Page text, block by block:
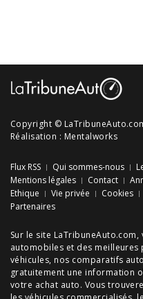
Copyright ©
Réalisation : Mentalworks
Flux RSS Qui sommes-nous
Mentions légales
Contact
Ethique
Vie privée Cookies
Partenaires
Sur le site
automobiles et des meilleures
véhicules, nos comparatifs
gratuitement une information
votre achat auto. Vous